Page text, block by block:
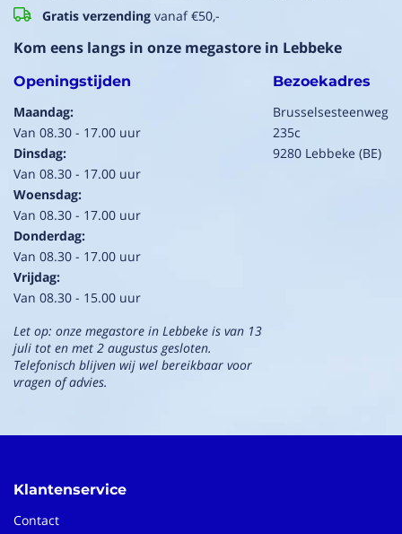
Gratis verzending vanaf €50,-
Kom eens langs in onze megastore in Lebbeke
Openingstijden
Maandag:
Van 08.30 - 17.00 uur
Dinsdag:
Van 08.30 - 17.00 uur
Woensdag:
Van 08.30 - 17.00 uur
Donderdag:
Van 08.30 - 17.00 uur
Vrijdag:
Van 08.30 - 15.00 uur
Let op: onze megastore in Lebbeke is van 13
juli tot en met 2 augustus gesloten.
Telefonisch blijven wij wel bereikbaar voor
vragen of advies.
Bezoekadres
Brusselsesteenweg
235c
9280 Lebbeke (BE)
Klantenservice
Contact